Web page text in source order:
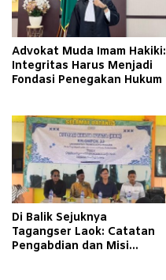
Advokat Muda Imam Hakiki:
Integritas Harus Menjadi
Fondasi Penegakan Hukum
Di Balik Sejuknya
Tagangser Laok: Catatan
Pengabdian dan Misi